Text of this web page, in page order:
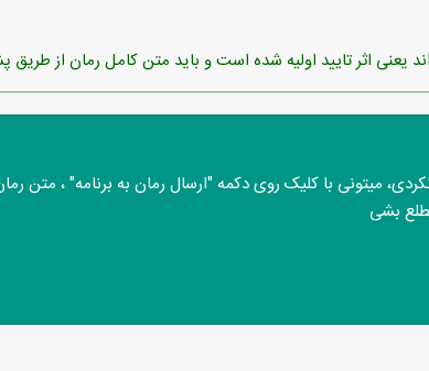
اثر تایید اولیه شده است و باید متن کامل رمان از طریق
میتونی با کلیک روی دکمه "ارسال رمان به برنامه" ، متن
بشی